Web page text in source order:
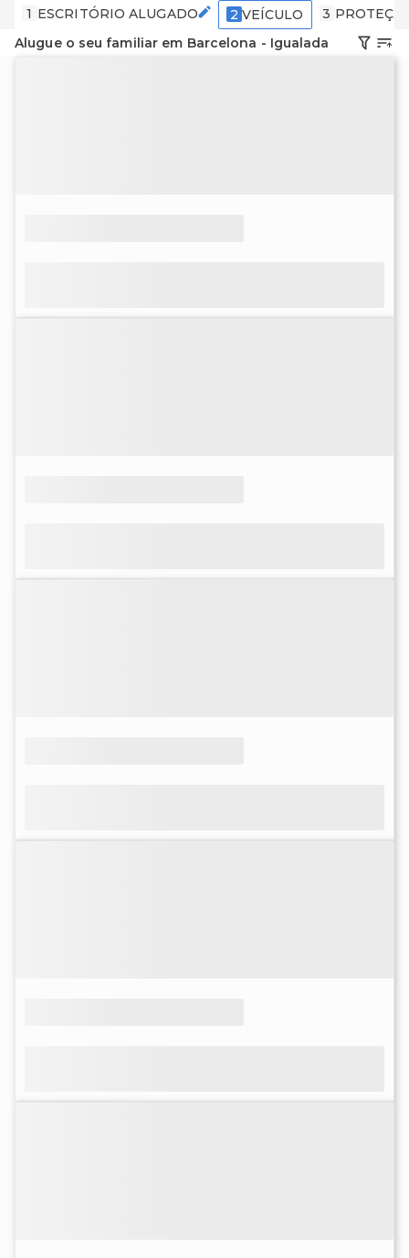
1 ESCRITÓRIO ALUGADO 2 VEÍCULO 3
Alugue o seu familiar em Barcelona - Igualada